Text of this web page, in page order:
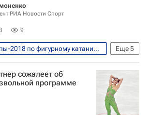
РИА Новости Спорт
9
Еще5
Чемпионат Европы-2018 по фигурному катанию, Москва, 15-21 января
Спорт
по фигурному катанию
сожалеет об
программе